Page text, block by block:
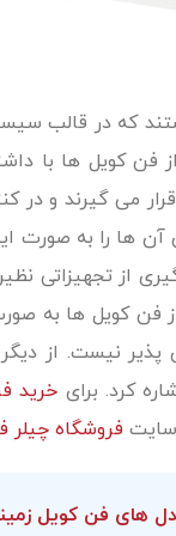
که در قالب
کویل ها با
می گیرند و در
ها را به صورت
از تجهیزاتی
فن کویل ها به
نیست. از
کرد. برای خرید
سایت فروشگاه چیلر
های فن کویل